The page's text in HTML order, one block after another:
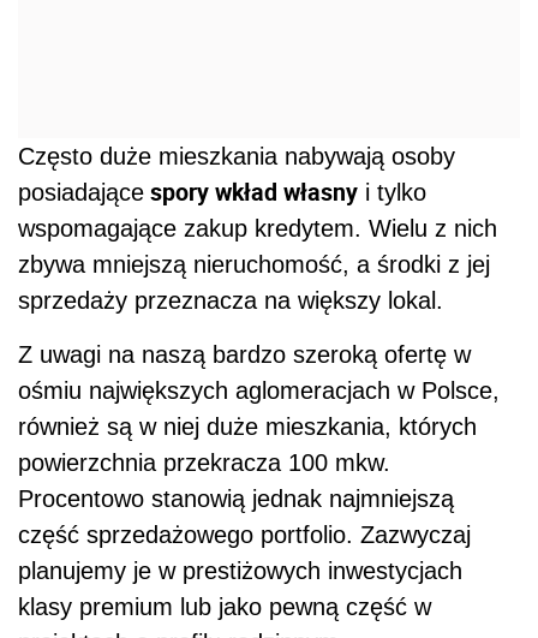
Często duże mieszkania nabywają osoby
posiadające spory wkład własny i tylko
wspomagające zakup kredytem. Wielu z nich
zbywa mniejszą nieruchomość, a środki z jej
sprzedaży przeznacza na większy lokal.
Z uwagi na naszą bardzo szeroką ofertę w
ośmiu największych aglomeracjach w Polsce,
również są w niej duże mieszkania, których
powierzchnia przekracza 100 mkw.
Procentowo stanowią jednak najmniejszą
część sprzedażowego portfolio. Zazwyczaj
planujemy je w prestiżowych inwestycjach
klasy premium lub jako pewną część w